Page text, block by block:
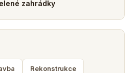
zahrádky
Rekonstrukce